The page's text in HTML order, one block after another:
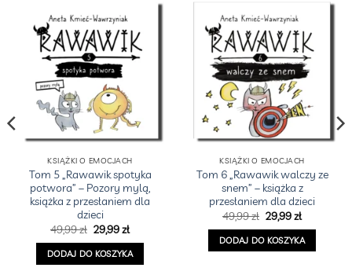
KSIĄŻKI O EMOCJACH
Tom 5 „Rawawik spotyka
potwora” – Pozory mylą,
książka z przesłaniem dla
dzieci
49,99zł Pierwotna
cena
wynosiła:
49,99 zł.
29,99złAktualna
wynosi:
29,99 zł.
DODAJ DO KOSZYKA
KSIĄŻKI O EMOCJACH
Tom 6 „Rawawik walczy ze
snem” – książka z
przesłaniem dla dzieci
49,99zł Pierwotna
cena
wynosiła:
49,99 zł.
29,99złAktualna
wynosi:
29,99 zł.
DODAJ DO KOSZYKA